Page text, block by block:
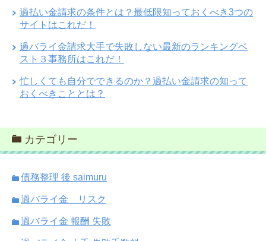
過払い金請求の条件とは？最低限知っておくべき3つの
サイトはこれだ！
過バライ金請求大手で失敗しない最新のランキングベ
スト３事務所はこれだ！
忙しくても自分でできるのか？過払い金請求の知って
おくべきこととは？
カテゴリー
債務整理 後 saimuru
過バライ金 リスク
過バライ金 報酬 失敗